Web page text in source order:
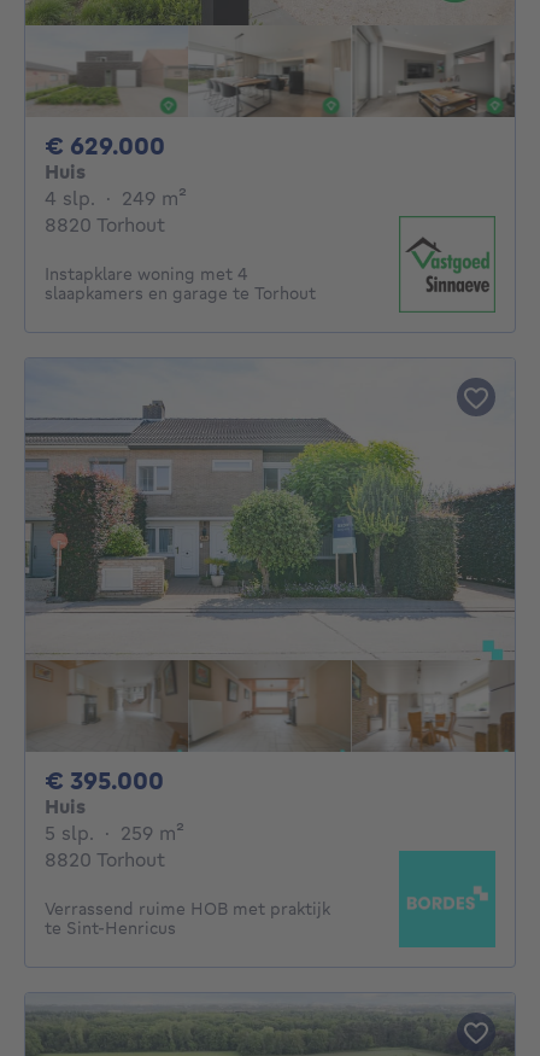
€ 629.000
Huis
4 slp. 4 slaapkamers
· 249 m²
8820 Torhout
Instapklare woning met 4
slaapkamers en garage te Torhout
€ 395.000
Huis
5 slp. 5 slaapkamers
· 259 m²
8820 Torhout
Verrassend ruime HOB met praktijk
te Sint-Henricus